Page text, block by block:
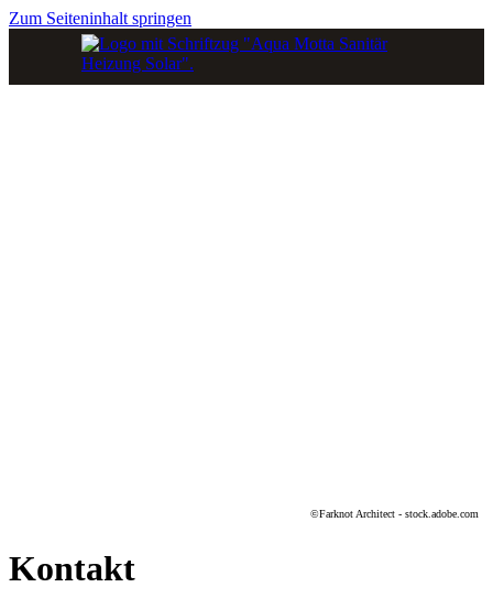
Zum Seiteninhalt springen
©Farknot Architect - stock.adobe.com
Kontakt